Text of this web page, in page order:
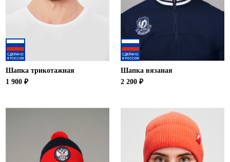
Ханты-Мансийский автономный округ (3)
Челябинская область (2)
Ямало-Ненецкий автономный округ (1)
Ярославская область (1)
Шапка трикотажная
1 900 ₽
Шапка вязаная
2 200 ₽